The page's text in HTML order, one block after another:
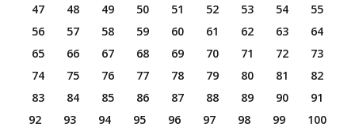
47
48 49 50 51 52 53 54
55
56
57 58 59 60 61 62 63
64
65
66 67 68 69 70 71 72
73
74
75 76 77 78 79 80 81
82
83
84 85 86 87 88 89 90
91
92
93 94 95 96 97 98 99
100